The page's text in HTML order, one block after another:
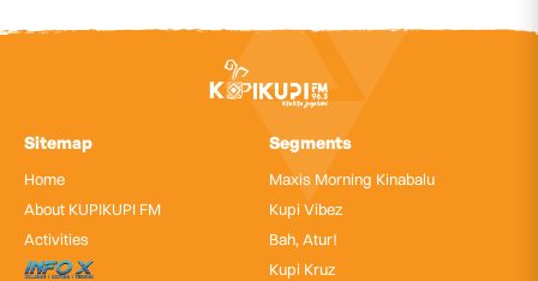
Sitemap
Home
About KUPIKUPI FM
Activities
InfoX
Segments
Maxis Morning Kinabalu
Kupi Vibez
Bah, Atur!
Kupi Kruz